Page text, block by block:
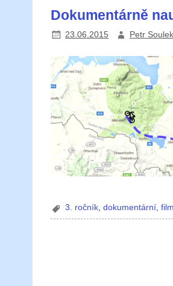
Dokumentárně
23.06.2015 Petr Soulek
3. ročník,dokumentární,